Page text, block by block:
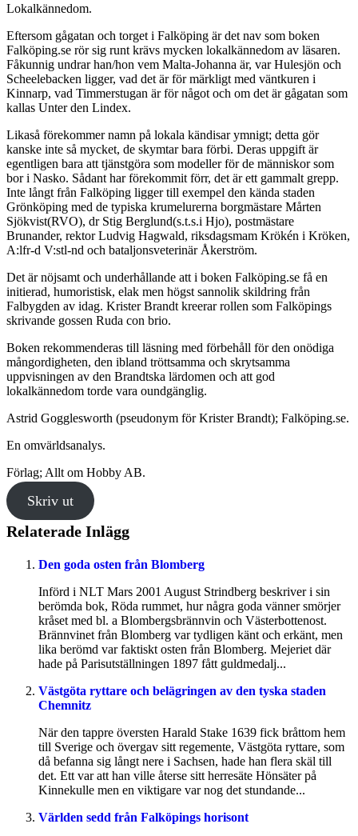
Lokalkännedom.
Eftersom gågatan och torget i Falköping är det nav som boken
Falköping.se rör sig runt krävs mycken lokalkännedom av läsaren.
Fåkunnig undrar han/hon vem Malta-Johanna är, var Hulesjön och
Scheelebacken ligger, vad det är för märkligt med väntkuren i
Kinnarp, vad Timmerstugan är för något och om det är gågatan som
kallas Unter den Lindex.
Likaså förekommer namn på lokala kändisar ymnigt; detta gör
kanske inte så mycket, de skymtar bara förbi. Deras uppgift är
egentligen bara att tjänstgöra som modeller för de människor som
bor i Nasko. Sådant har förekommit förr, det är ett gammalt grepp.
Inte långt från Falköping ligger till exempel den kända staden
Grönköping med de typiska krumelurerna borgmästare Mårten
Sjökvist(RVO), dr Stig Berglund(s.t.s.i Hjo), postmästare
Brunander, rektor Ludvig Hagwald, riksdagsmam Krökén i Kröken,
A:lfr-d V:stl-nd och bataljonsveterinär Åkerström.
Det är nöjsamt och underhållande att i boken Falköping.se få en
initierad, humoristisk, elak men högst sannolik skildring från
Falbygden av idag. Krister Brandt kreerar rollen som Falköpings
skrivande gossen Ruda con brio.
Boken rekommenderas till läsning med förbehåll för den onödiga
mångordigheten, den ibland tröttsamma och skrytsamma
uppvisningen av den Brandtska lärdomen och att god
lokalkännedom torde vara oundgänglig.
Astrid Gogglesworth (pseudonym för Krister Brandt); Falköping.se.
En omvärldsanalys.
Förlag; Allt om Hobby AB.
Skriv ut
Relaterade Inlägg
Den goda osten från Blomberg
Införd i NLT Mars 2001 August Strindberg beskriver i sin
berömda bok, Röda rummet, hur några goda vänner smörjer
kråset med bl. a Blombergsbrännvin och Västerbottenost.
Brännvinet från Blomberg var tydligen känt och erkänt, men
lika berömd var faktiskt osten från Blomberg. Mejeriet där
hade på Parisutställningen 1897 fått guldmedalj...
Västgöta ryttare och belägringen av den tyska staden
Chemnitz
När den tappre översten Harald Stake 1639 fick bråttom hem
till Sverige och övergav sitt regemente, Västgöta ryttare, som
då befanna sig långt nere i Sachsen, hade han flera skäl till
det. Ett var att han ville återse sitt herresäte Hönsäter på
Kinnekulle men en viktigare var nog det stundande...
Världen sedd från Falköpings horisont